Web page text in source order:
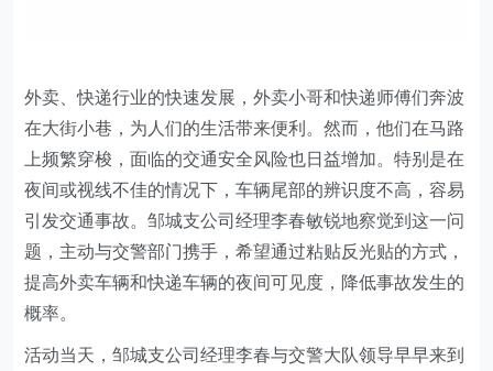
外卖、快递行业的快速发展 ，外卖小哥和快递师傅们奔波
在大街小巷，为人们的生活带来便利。然而，他们在马路
上频繁穿梭，面临的交通安全风险也日益增加。特别是在
夜间或视线不佳的情况下，车辆尾部的辨识度不高，容易
引发交通事故。邹城支公司经理李春敏锐地察觉到这一问
题，主动与交警部门携手，希望通过粘贴反光贴的方式，
提高外卖车辆和快递车辆的夜间可见度，降低事故发生的
概率。
活动当天，邹城支公司经理李春与交警大队领导早早来到